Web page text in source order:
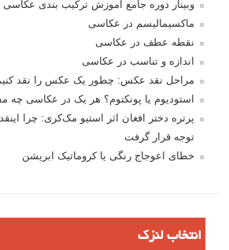
وبینار دوره جامع آموزش ترکیب بندی
ماکسیمالیسم در عکاسی
نقطه عطف در عکاسی
اندازه و تناسب در عکاسی
مراحل نقد عکس: چطور یک عکس را نقد
استودیوم یا پونکتوم؟ هر یک در عکاسی چه
پرتره دختر افغان اثر استیو مک‌کری: چرا
توجه قرار گرفت
خطای اعوجاج رنگی یا کروماتیک ابریشن
انتخاب لنزک